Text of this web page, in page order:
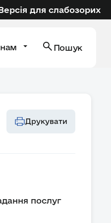
для слабозорих
Пошук
Друкувати
послуг